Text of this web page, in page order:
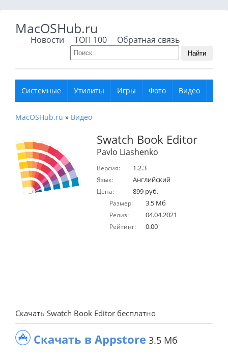
MacOSHub.ru
Новости ТОП 100 Обратная связь
Найти
Системные Утилиты Игры Фото Видео
MacOSHub.ru » Видео
Swatch Book Editor
Pavlo Liashenko
Версия: 1.2.3
Язык: Английский
Цена: 899 руб.
Размер: 3.5 Мб
Релиз: 04.04.2021
Рейтинг: 0.00
Скачать Swatch Book Editor бесплатно
Скачать в Appstore 3.5 Мб